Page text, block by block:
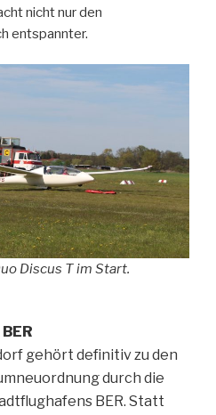
nicht nur den
entspannter.
Discus T im Start.
gehört definitiv zu den
durch die
BER. Statt